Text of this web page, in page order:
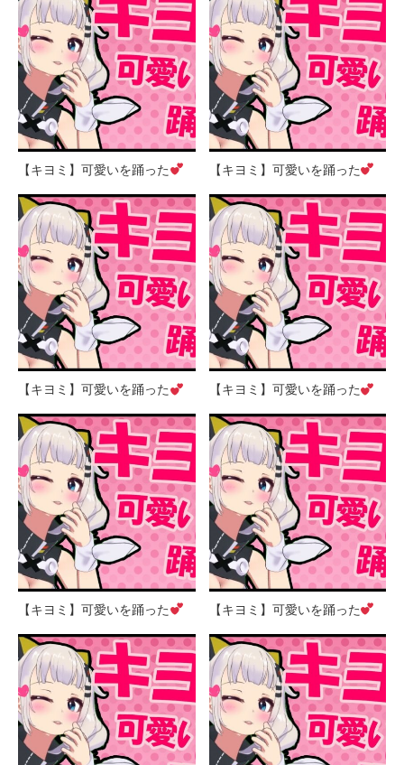
【キヨミ】可愛いを踊った 【キヨミ】可愛いを踊った
【キヨミ】可愛いを踊った 【キヨミ】可愛いを踊った
【キヨミ】可愛いを踊った 【キヨミ】可愛いを踊った